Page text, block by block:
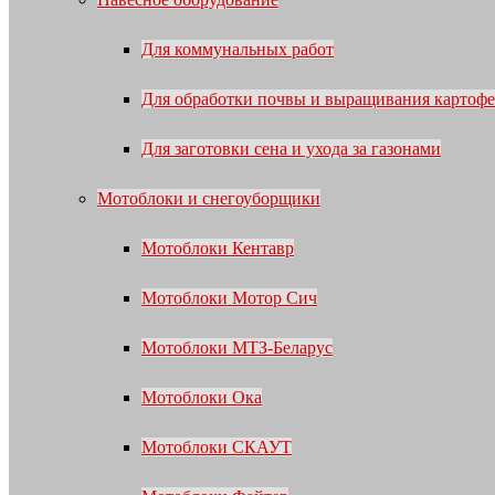
Для коммунальных работ
Для обработки почвы и выращивания
Для заготовки сена и ухода за газонами
Мотоблоки и снегоуборщики
Мотоблоки Кентавр
Мотоблоки Мотор Сич
Мотоблоки МТЗ-Беларус
Мотоблоки Ока
Мотоблоки СКАУТ